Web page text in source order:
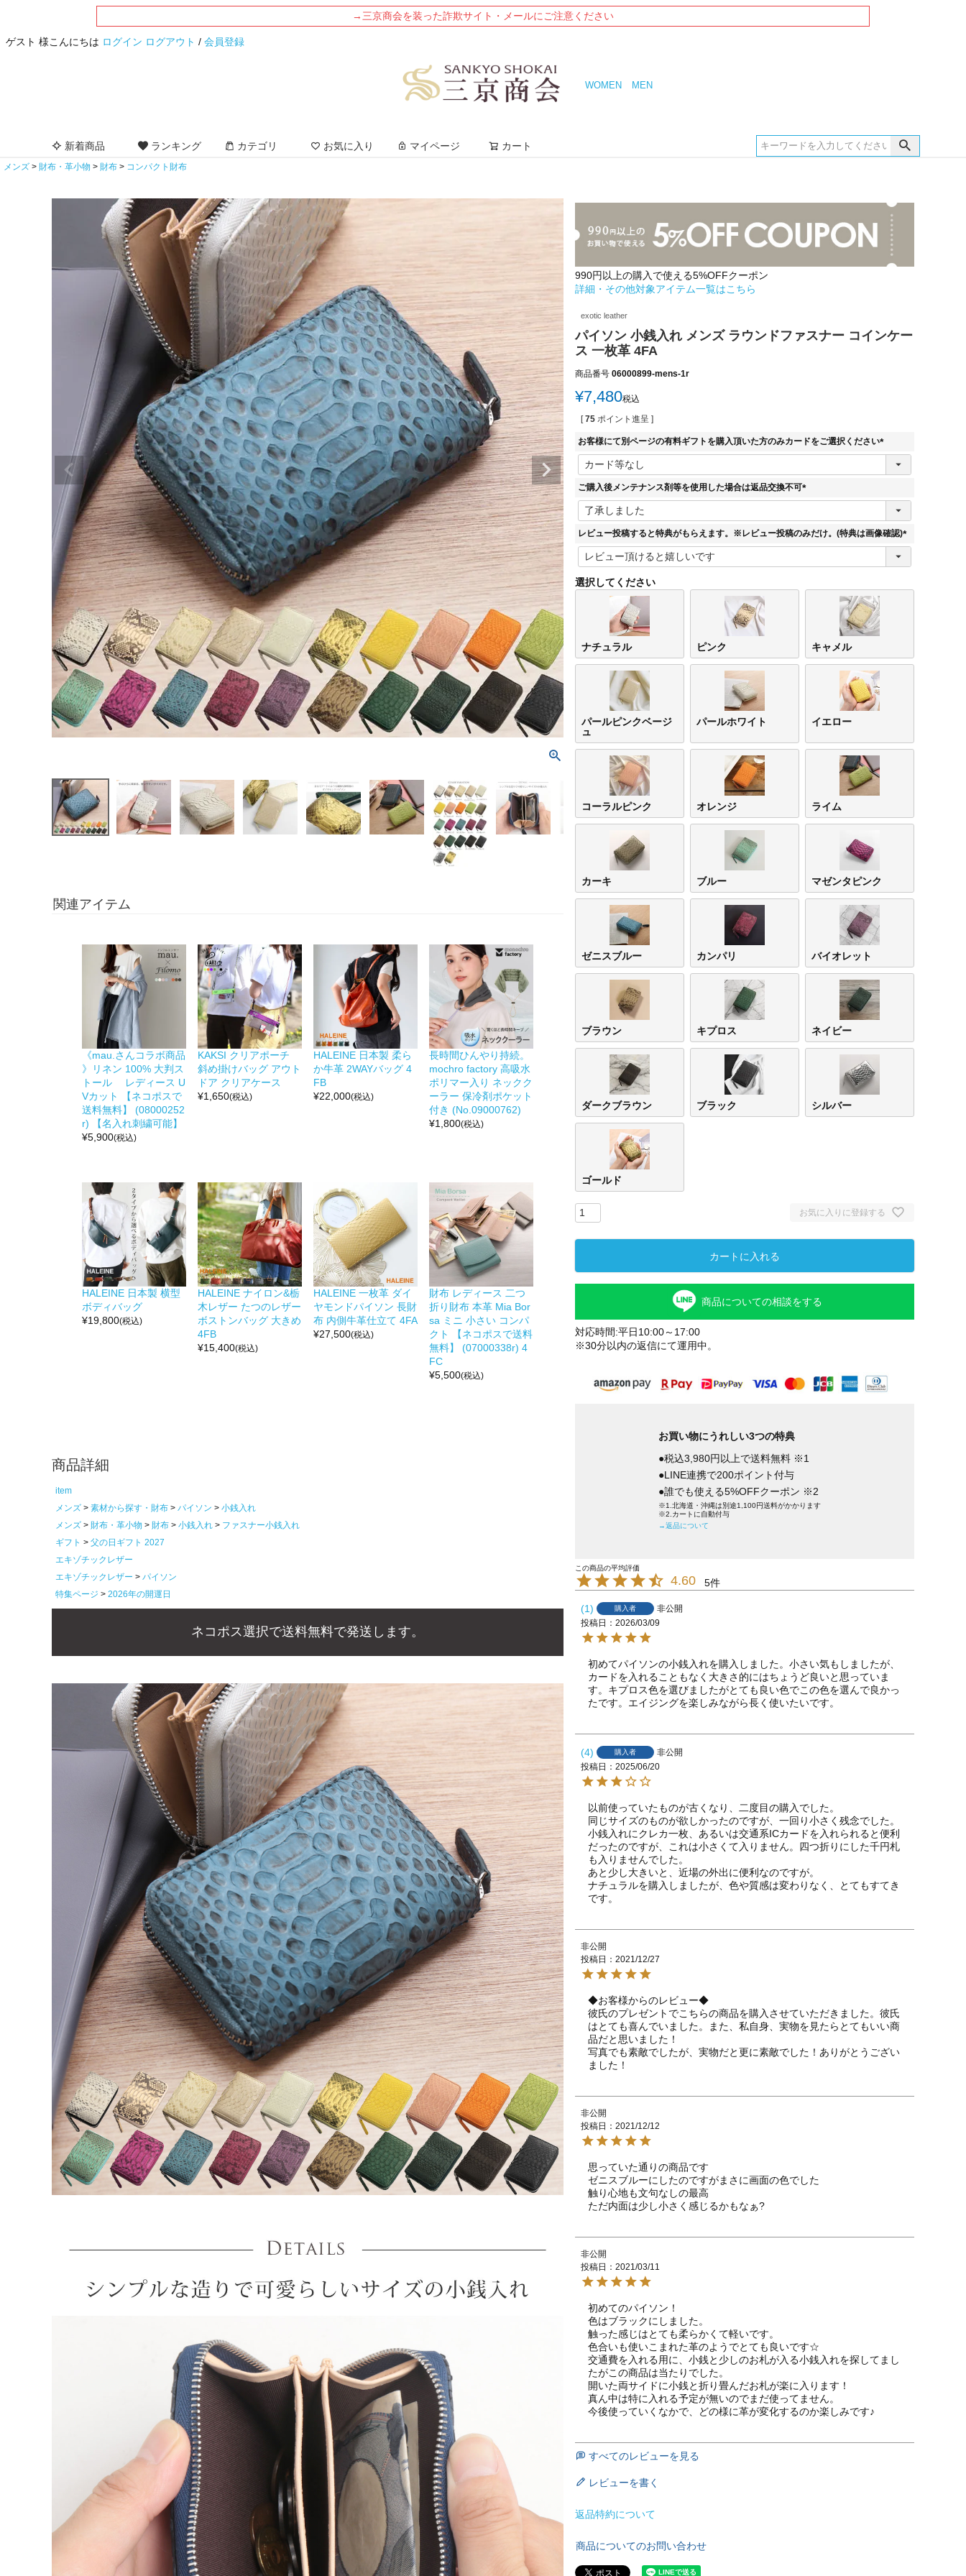
→三京商会を装った詐欺サイト・メールにご注意ください
ゲスト 様こんにちは ログイン ログアウト / 会員登録
WOMEN MEN
新着商品 ランキング カテゴリ お気に入り マイページ カート
メンズ 財布・革小物 財布 コンパクト財布
ナチュラル
関連アイテム
《mau.さんコラボ商品
》リネン 100% 大判ス
トール レディース U
Vカット 【ネコポスで
送料無料】 (08000252
r) 【名入れ刺繍可能】
¥5,900(税込)
KAKSI クリアポーチ
斜め掛けバッグ アウト
ドア クリアケース
¥1,650(税込)
HALEINE 日本製 柔ら
か牛革 2WAYバッグ 4
FB
¥22,000(税込)
長時間ひんやり持続。
mochro factory 高吸水
ポリマー入り ネックク
ーラー 保冷剤ポケット
付き (No.09000762)
¥1,800(税込)
HALEINE 日本製 横型
ボディバッグ
¥19,800(税込)
HALEINE ナイロン&栃
木レザー たつのレザー
ボストンバッグ 大きめ
4FB
¥15,400(税込)
HALEINE 一枚革 ダイ
ヤモンドパイソン 長財
布 内側牛革仕立て 4FA
¥27,500(税込)
財布 レディース 二つ
折り財布 本革 Mia Bor
sa ミニ 小さい コンパ
クト 【ネコポスで送料
無料】 (07000338r) 4
FC
¥5,500(税込)
商品詳細
item
メンズ
素材から探す・財布 パイソン
小銭入れ
メンズ
財布・革小物 財布 小銭入れ
ファスナー小銭入れ
ギフト
父の日ギフト 2027
エキゾチックレザー
エキゾチックレザー
パイソン
特集ページ
2026年の開運日
ネコポス選択で送料無料で発送します。
990円以上の購入で使える5%OFFクーポン
詳細・その他対象アイテム一覧はこちら
exotic leather
パイソン 小銭入れ メンズ ラウンドファスナー コインケー
ス 一枚革 4FA
商品番号 06000899-mens-1r
¥7,480税込
[ 75 ポイント進呈 ]
お客様にて別ページの有料ギフトを購入頂いた方のみカードをご選択ください
(
ご購入後メンテナンス剤等を使用した場合は返品交換不可
(
須
レビュー投稿すると特典がもらえます。※レビュー投稿のみだけ。(特典は画像確認)
(
)
選択してください
ナチュラル ピンク キャメル
パールピンクベージ
ュ
パールホワイト イエロー
コーラルピンク オレンジ ライム
カーキ ブルー マゼンタピンク
ゼニスブルー カンパリ バイオレット
ブラウン キプロス ネイビー
ダークブラウン ブラック シルバー
ゴールド
お気に入りに登録する
カートに入れる
商品についての相談をする
対応時間:平日10:00～17:00
※30分以内の返信にて運用中。
お買い物にうれしい3つの特典
●税込3,980円以上で送料無料 ※1
●LINE連携で200ポイント付与
●誰でも使える5%OFFクーポン ※2
※1.北海道・沖縄は別途1,100円送料がかかります
※2.カートに自動付与
→返品について
4.60 5
1 購入者
非公開
投稿日
2026/03/09
初めてパイソンの小銭入れを購入しました。小さい気もしましたが、
カードを入れることもなく大きさ的にはちょうど良いと思っていま
す。キプロス色を選びましたがとても良い色でこの色を選んで良かっ
たです。エイジングを楽しみながら長く使いたいです。
4 購入者
非公開
投稿日
2025/06/20
以前使っていたものが古くなり、二度目の購入でした。
同じサイズのものが欲しかったのですが、一回り小さく残念でした。
小銭入れにクレカ一枚、あるいは交通系ICカードを入れられると便利
だったのですが、これは小さくて入りません。四つ折りにした千円札
も入りませんでした。
あと少し大きいと、近場の外出に便利なのですが。
ナチュラルを購入しましたが、色や質感は変わりなく、とてもすてき
です。
非公開
投稿日
2021/12/27
◆お客様からのレビュー◆
彼氏のプレゼントでこちらの商品を購入させていただきました。彼氏
はとても喜んでいました。また、私自身、実物を見たらとてもいい商
品だと思いました！
写真でも素敵でしたが、実物だと更に素敵でした！ありがとうござい
ました！
非公開
投稿日
2021/12/12
思っていた通りの商品です
ゼニスブルーにしたのですがまさに画面の色でした
触り心地も文句なしの最高
非公開
投稿日
2021/03/11
初めてのパイソン！
色はブラックにしました。
触った感じはとても柔らかくて軽いです。
色合いも使いこまれた革のようでとても良いです☆
交通費を入れる用に、小銭と少しのお札が入る小銭入れを探してまし
たがこの商品は当たりでした。
開いた両サイドに小銭と折り畳んだお札が楽に入ります！
真ん中は特に入れる予定が無いのでまだ使ってません。
今後使っていくなかで、どの様に革が変化するのか楽しみです♪
すべてのレビューを見る
レビューを書く
返品特約について
商品についてのお問い合わせ